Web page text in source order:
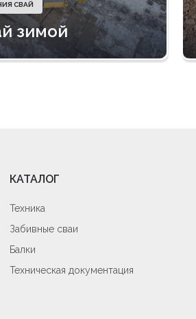
СВАЙ
зимой
КАТАЛОГ
Техника
Забивные сваи
Балки
Техническая документация